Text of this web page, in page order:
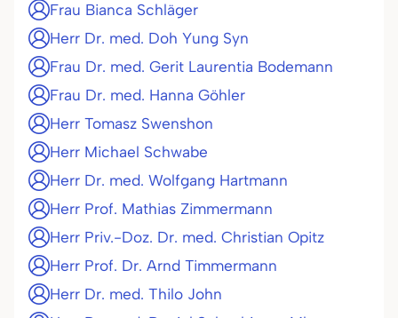
Frau Bianca Schläger
Herr Dr. med. Doh Yung Syn
Frau Dr. med. Gerit Laurentia Bodemann
Frau Dr. med. Hanna Göhler
Herr Tomasz Swenshon
Herr Michael Schwabe
Herr Dr. med. Wolfgang Hartmann
Herr Prof. Mathias Zimmermann
Herr Priv.-Doz. Dr. med. Christian Opitz
Herr Prof. Dr. Arnd Timmermann
Herr Dr. med. Thilo John